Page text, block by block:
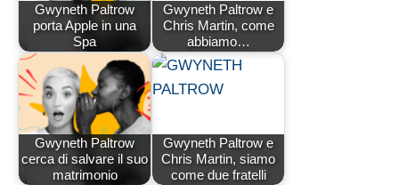
Gwyneth Paltrow
porta Apple in una
Spa
Gwyneth Paltrow e
Chris Martin, come
abbiamo…
Gwyneth Paltrow
cerca di salvare il suo
matrimonio
Gwyneth Paltrow e
Chris Martin, siamo
come due fratelli